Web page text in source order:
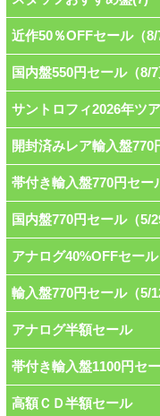
近作50％OFFセール（8/
国内盤550円セール（8/7
サントロフィ2026年ツ
開封済みレア輸入盤770
帯付き輸入盤770円セー
国内盤770円セール（5/
アナログ40%OFFセール
輸入盤770円セール（5/
アナログ半額セール
帯付き輸入盤1100円セ
高額ＣＤ半額セール